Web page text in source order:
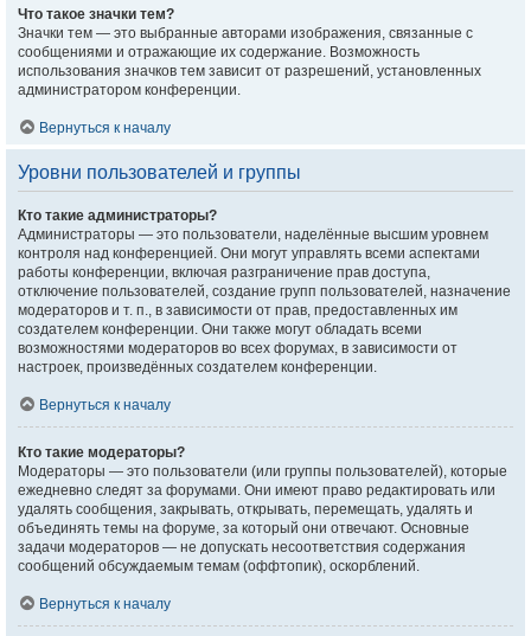
Что такое значки тем?
Значки тем — это выбранные авторами изображения, связанные с
сообщениями и отражающие их содержание. Возможность
использования значков тем зависит от разрешений, установленных
администратором конференции.
Вернуться к началу
Уровни пользователей и группы
Кто такие администраторы?
Администраторы — это пользователи, наделённые высшим уровнем
контроля над конференцией. Они могут управлять всеми аспектами
работы конференции, включая разграничение прав доступа,
отключение пользователей, создание групп пользователей, назначение
модераторов и т. п., в зависимости от прав, предоставленных им
создателем конференции. Они также могут обладать всеми
возможностями модераторов во всех форумах, в зависимости от
настроек, произведённых создателем конференции.
Вернуться к началу
Кто такие модераторы?
Модераторы — это пользователи (или группы пользователей), которые
ежедневно следят за форумами. Они имеют право редактировать или
удалять сообщения, закрывать, открывать, перемещать, удалять и
объединять темы на форуме, за который они отвечают. Основные
задачи модераторов — не допускать несоответствия содержания
сообщений обсуждаемым темам (оффтопик), оскорблений.
Вернуться к началу